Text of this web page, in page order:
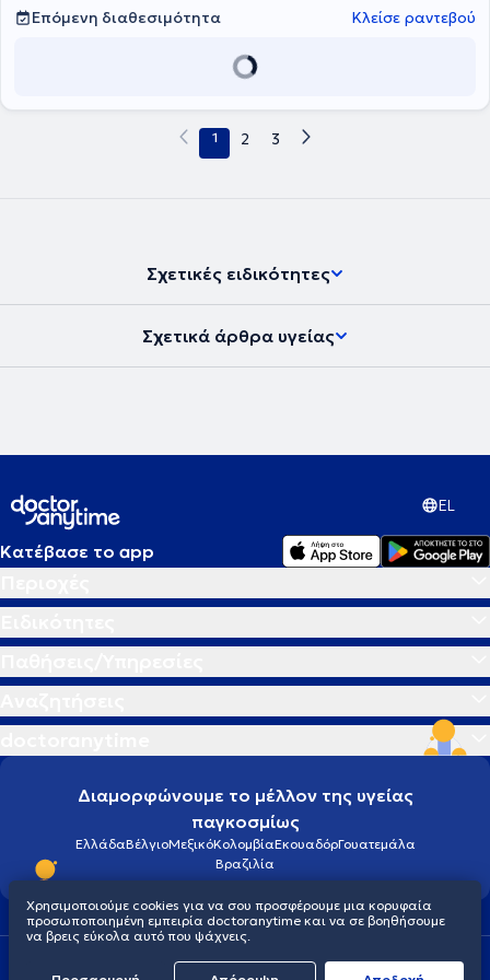
Επόμενη διαθεσιμότητα Κλείσε ραντεβού
1 2 3
Σχετικές ειδικότητες
Σχετικά άρθρα υγείας
EL
Κατέβασε το app
Διαμορφώνουμε το μέλλον της υγείας
παγκοσμίως
ΕλλάδαΒέλγιοΜεξικόΚολομβίαΕκουαδόρΓουατεμάλα
Βραζιλία
Πολιτική προστασίας προσωπικού απορρήτου
Χρησιμοποιούμε cookies για να σου προσφέρουμε μια κορυφαία
προσωποποιημένη εμπειρία doctoranytime και να σε βοηθήσουμε
να βρεις εύκολα αυτό που ψάχνεις.